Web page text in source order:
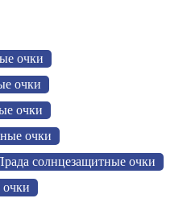
очки
очки
очки
очки
солнцезащитные очки